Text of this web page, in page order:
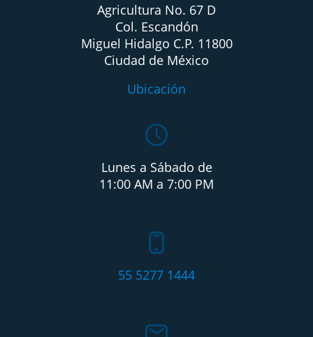
Agricultura No. 67 D
Col. Escandón
Miguel Hidalgo C.P. 11800
Ciudad de México
Ubicación
Lunes a Sábado de
11:00 AM a 7:00 PM
55 5277 1444